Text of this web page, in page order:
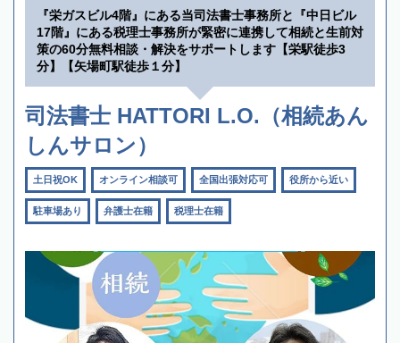
『栄ガスビル4階』にある当司法書士事務所と『中日ビル
17階』にある税理士事務所が緊密に連携して相続と生前対
策の60分無料相談・解決をサポートします【栄駅徒歩3
分】【矢場町駅徒歩１分】
司法書士 HATTORI L.O.（相続あん
しんサロン）
土日祝OK オンライン相談可 全国出張対応可 役所から近い
駐車場あり 弁護士在籍 税理士在籍